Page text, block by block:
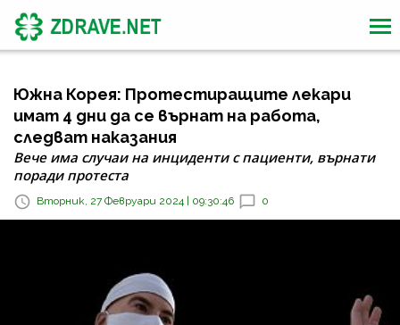
Южна Корея: Протестиращите лекари
имат 4 дни да се върнат на работа,
следват наказания
Вече има случаи на инциденти с пациенти, върнати
поради протеста
Вторник, 27 Февруари 2024 | 09:30:46 0